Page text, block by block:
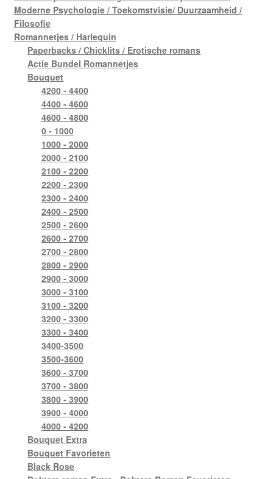
Moderne Psychologie / Toekomstvisie/ Duurzaamheid /
Filosofie
Romannetjes / Harlequin
Paperbacks / Chicklits / Erotische romans
Actie Bundel Romannetjes
Bouquet
4200 - 4400
4400 - 4600
4600 - 4800
0 - 1000
1000 - 2000
2000 - 2100
2100 - 2200
2200 - 2300
2300 - 2400
2400 - 2500
2500 - 2600
2600 - 2700
2700 - 2800
2800 - 2900
2900 - 3000
3000 - 3100
3100 - 3200
3200 - 3300
3300 - 3400
3400-3500
3500-3600
3600 - 3700
3700 - 3800
3800 - 3900
3900 - 4000
4000 - 4200
Bouquet Extra
Bouquet Favorieten
Black Rose